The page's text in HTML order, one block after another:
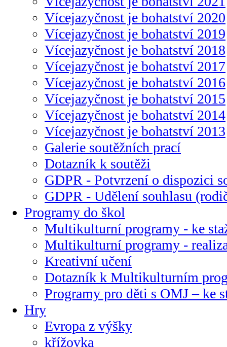
Vícejazyčnost je bohatství 2020
Vícejazyčnost je bohatství 2019
Vícejazyčnost je bohatství 2018
Vícejazyčnost je bohatství 2017
Vícejazyčnost je bohatství 2016
Vícejazyčnost je bohatství 2015
Vícejazyčnost je bohatství 2014
Vícejazyčnost je bohatství 2013
Galerie soutěžních prací
Dotazník k soutěži
GDPR - Potvrzení o dispozici
GDPR - Udělení souhlasu
Programy do škol
Multikulturní programy - ke
Multikulturní programy -
Kreativní učení
Dotazník k Multikulturním
Programy pro děti s OMJ – ke
Hry
Evropa z výšky
křížovka